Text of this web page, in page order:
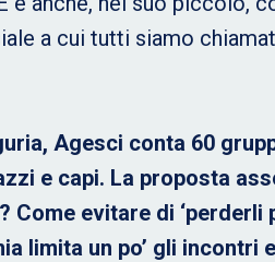
a cui tutti siamo
Agesci conta 60
e capi. La proposta
Come evitare di ‘perderli
limita un po’ gli incontri